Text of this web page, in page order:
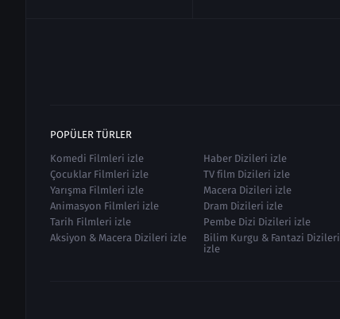
POPÜLER TÜRLER
Komedi Filmleri izle
Çocuklar Filmleri izle
Yarışma Filmleri izle
Animasyon Filmleri izle
Tarih Filmleri izle
Aksiyon & Macera Dizileri izle
Haber Dizileri izle
TV film Dizileri izle
Macera Dizileri izle
Dram Dizileri izle
Pembe Dizi Dizileri izle
Bilim Kurgu & Fantazi Dizileri
izle